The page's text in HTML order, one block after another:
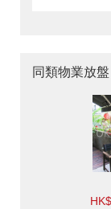
同類物業放盤